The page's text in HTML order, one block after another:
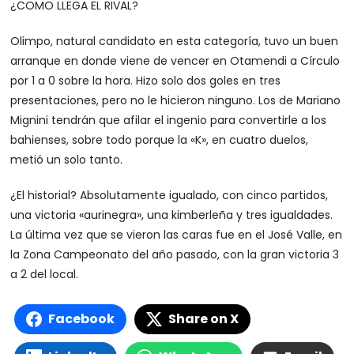
¿COMO LLEGA EL RIVAL?
Olimpo, natural candidato en esta categoría, tuvo un buen
arranque en donde viene de vencer en Otamendi a Círculo
por 1 a 0 sobre la hora. Hizo solo dos goles en tres
presentaciones, pero no le hicieron ninguno. Los de Mariano
Mignini tendrán que afilar el ingenio para convertirle a los
bahienses, sobre todo porque la «K», en cuatro duelos,
metió un solo tanto.
¿El historial? Absolutamente igualado, con cinco partidos,
una victoria «aurinegra», una kimberleña y tres igualdades.
La última vez que se vieron las caras fue en el José Valle, en
la Zona Campeonato del año pasado, con la gran victoria 3
a 2 del local.
Facebook Share on X